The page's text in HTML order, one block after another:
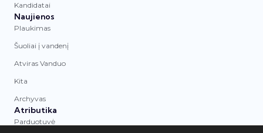
Kandidatai
Naujienos
Plaukimas
Šuoliai į vandenį
Atviras Vanduo
Kita
Archyvas
Atributika
Parduotuvė